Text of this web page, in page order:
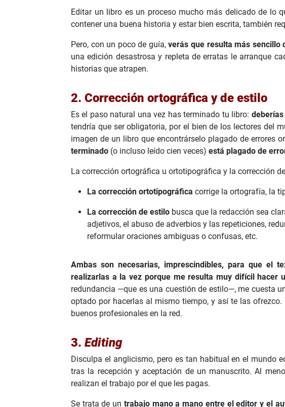
Editar un libro es un proceso mucho más delicado de lo
contener una buena historia y estar bien escrita, también
Pero, con un poco de guía,verás que resulta más sencillo
una edición desastrosa y repleta de erratas le arranque
historias que atrapen.
2. Corrección ortográfica y de estilo
Es el paso natural una vez has terminado tu libro:
tendría que ser obligatoria, por el bien de los lectores del
imagen de un libro que encontrárselo plagado de errores
terminado (o incluso leído cien veces) está plagado de
La corrección ortográfica u ortotipográfica y la corrección
La corrección ortotipográfica corrige la ortografía, la
La corrección de estilo busca que la redacción sea
adjetivos, el abuso de adverbios y las repeticiones,
reformular oraciones ambiguas o confusas, etc.
Ambas son necesarias, imprescindibles, para que el
realizarlas a la vez porque me resulta muy difícil hacer
redundancia —que es una cuestión de estilo—, me cuesta
optado por hacerlas al mismo tiempo, y así te las
buenos profesionales en la red.
3. Editing
Disculpa el anglicismo, pero es tan habitual en el mundo
tras la recepción y aceptación de un manuscrito. Al
realizan el trabajo por el que les pagas.
Se trata de un trabajo mano a mano entre el editor y el